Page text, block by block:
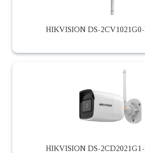
HIKVISION DS-
HIKVISION DS-